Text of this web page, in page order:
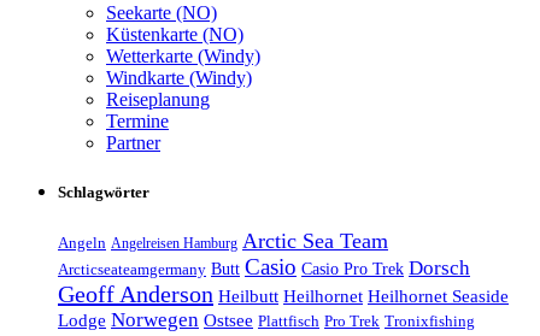
Seekarte (NO)
Küstenkarte (NO)
Wetterkarte (Windy)
Windkarte (Windy)
Reiseplanung
Termine
Partner
Schlagwörter
Angeln Angelreisen Hamburg Arctic Sea Team
Arcticseateamgermany Butt Casio Casio Pro Trek Dorsch
Geoff Anderson Heilbutt Heilhornet Heilhornet Seaside
Lodge Norwegen Ostsee Plattfisch Pro Trek Tronixfishing